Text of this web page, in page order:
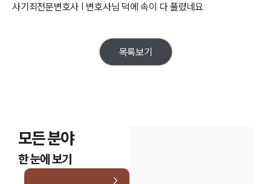
사기죄전문변호사 | 변호사님 덕에 속이 다 풀렸네요
목록보기
모든 분야
한 눈에 보기